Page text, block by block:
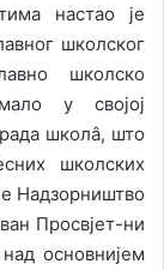
настао је
школског
школско
у својој
школâ, што
школских
Надзорништво
Просвјет-ни
основнијем